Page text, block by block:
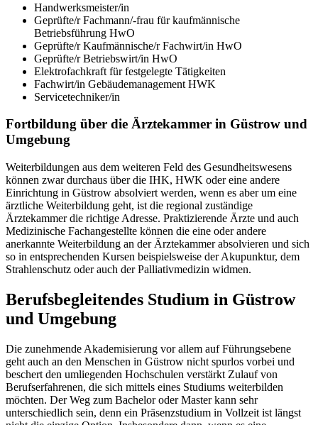
Handwerksmeister/in
Geprüfte/r Fachmann/-frau für kaufmännische
Betriebsführung HwO
Geprüfte/r Kaufmännische/r Fachwirt/in HwO
Geprüfte/r Betriebswirt/in HwO
Elektrofachkraft für festgelegte Tätigkeiten
Fachwirt/in Gebäudemanagement HWK
Servicetechniker/in
Fortbildung über die Ärztekammer in Güstrow und
Umgebung
Weiterbildungen aus dem weiteren Feld des Gesundheitswesens
können zwar durchaus über die IHK, HWK oder eine andere
Einrichtung in Güstrow absolviert werden, wenn es aber um eine
ärztliche Weiterbildung geht, ist die regional zuständige
Ärztekammer die richtige Adresse. Praktizierende Ärzte und auch
Medizinische Fachangestellte können die eine oder andere
anerkannte Weiterbildung an der Ärztekammer absolvieren und sich
so in entsprechenden Kursen beispielsweise der Akupunktur, dem
Strahlenschutz oder auch der Palliativmedizin widmen.
Berufsbegleitendes Studium in Güstrow
und Umgebung
Die zunehmende Akademisierung vor allem auf Führungsebene
geht auch an den Menschen in Güstrow nicht spurlos vorbei und
beschert den umliegenden Hochschulen verstärkt Zulauf von
Berufserfahrenen, die sich mittels eines Studiums weiterbilden
möchten. Der Weg zum Bachelor oder Master kann sehr
unterschiedlich sein, denn ein Präsenzstudium in Vollzeit ist längst